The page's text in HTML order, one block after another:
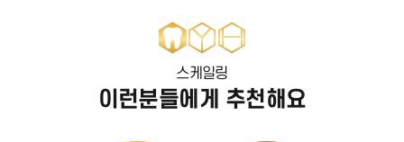
스케일링
이런분들에게 추천해요